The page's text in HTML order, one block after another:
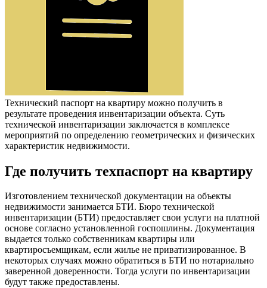
Технический паспорт на квартиру можно получить в
результате проведения инвентаризации объекта. Суть
технической инвентаризации заключается в комплексе
мероприятий по определению геометрических и физических
характеристик недвижимости.
Где получить техпаспорт на квартиру
Изготовлением технической документации на объекты
недвижимости занимается БТИ. Бюро технической
инвентаризации (БТИ) предоставляет свои услуги на платной
основе согласно установленной госпошлины. Документация
выдается только собственникам квартиры или
квартиросъемщикам, если жилье не приватизированное. В
некоторых случаях можно обратиться в БТИ по нотариально
заверенной доверенности. Тогда услуги по инвентаризации
будут также предоставлены.